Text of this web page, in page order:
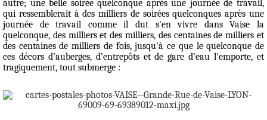
autre; une belle soirée quelconque après une journée de travail,
qui ressemblerait à des milliers de soirées quelconques après une
journée de travail comme il dut s'en vivre dans Vaise la
quelconque, des milliers et des milliers, des centaines de milliers et
des centaines de milliers de fois, jusqu'à ce que le quelconque de
ces décors d’auberges, d’entrepôts et de gare d’eau l'emporte, et
tragiquement, tout submerge :